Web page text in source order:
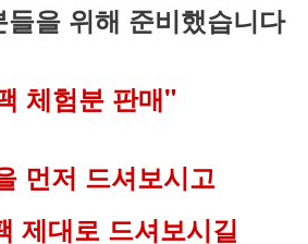
을 위해 준비했습니다
체험분 판매"
먼저 드셔보시고
제대로 드셔보시길